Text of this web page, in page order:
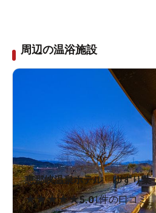
周辺の温浴施設
恵那峡温泉ホテル ゆずり葉
★★★★★5.01件の口コミ